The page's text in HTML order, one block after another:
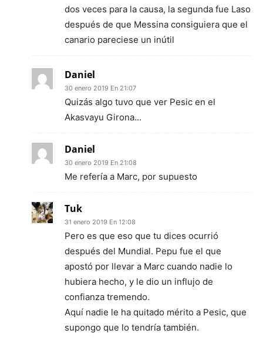
dos veces para la causa, la segunda fue Laso
después de que Messina consiguiera que el
canario pareciese un inútil
Daniel
30 enero 2019 En 21:07
Quizás algo tuvo que ver Pesic en el
Akasvayu Girona…
Daniel
30 enero 2019 En 21:08
Me refería a Marc, por supuesto
Tuk
31 enero 2019 En 12:08
Pero es que eso que tu dices ocurrió
después del Mundial. Pepu fue el que
apostó por llevar a Marc cuando nadie lo
hubiera hecho, y le dio un influjo de
confianza tremendo.
Aquí nadie le ha quitado mérito a Pesic, que
supongo que lo tendría también.